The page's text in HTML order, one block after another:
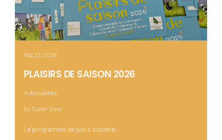
MAI 22, 2026
PLAISIRS DE SAISON 2026
in Actualités
by Super User
Le programme de juin à octobre...